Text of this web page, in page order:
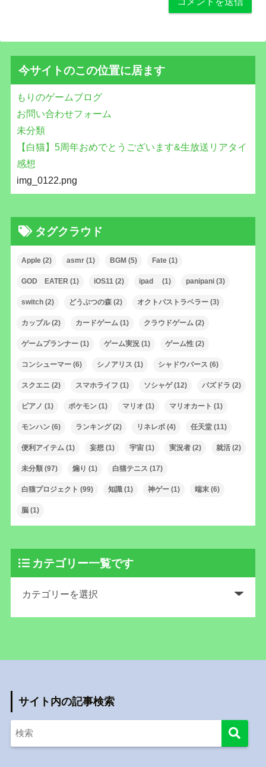
今サイトのこの位置に居ます
もりのゲームブログ
お問い合わせフォーム
未分類
【白猫】5周年おめでとうございます&生放送リアタイ
感想
img_0122.png
タグクラウド
Apple(2) asmr(1) BGM (5) Fate(1)
GOD EATER (1) iOS11(2) ipad (1) panipani(3)
switch(2) どうぶつの森(2) オクトパストラベラー(3)
カップル(2) カードゲーム(1) クラウドゲーム(2)
ゲームプランナー(1) ゲーム実況(1) ゲーム性(2)
コンシューマー(6) シノアリス (1) シャドウバース (6)
スクエニ(2) スマホライフ (1) ソシャゲ(12) パズドラ (2)
ピアノ (1) ポケモン(1) マリオ (1) マリオカート (1)
モンハン(6) ランキング(2) リネレボ(4) 任天堂(11)
便利アイテム(1) 妄想(1) 宇宙(1) 実況者(2) 就活(2)
未分類(97) 煽り (1) 白猫テニス (17)
白猫プロジェクト (99) 知識(1) 神ゲー(1) 端末(6)
脳(1)
カテゴリー一覧です
サイト内の記事検索